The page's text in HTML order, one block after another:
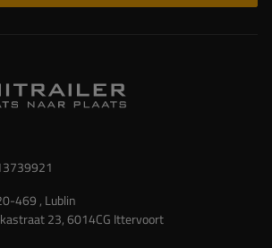
469 , Lublin
23, 6014CG Ittervoort